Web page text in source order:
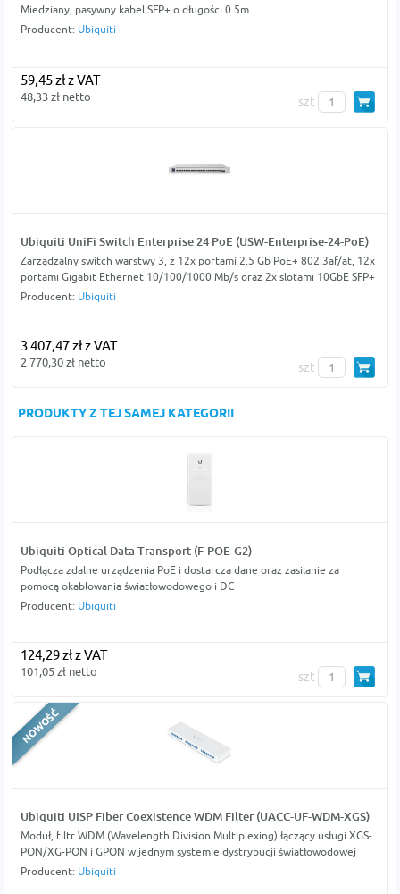
Miedziany, pasywny kabel SFP+ o długości 0.5m
Producent: Ubiquiti
59,45 zł z VAT
48,33 zł netto szt
Ubiquiti UniFi Switch Enterprise 24 PoE (USW-Enterprise-24-PoE)
Zarządzalny switch warstwy 3, z 12x portami 2.5 Gb PoE+ 802.3af/at, 12x
portami Gigabit Ethernet 10/100/1000 Mb/s oraz 2x slotami 10GbE SFP+
Producent: Ubiquiti
3 407,47 zł z VAT
2 770,30 zł netto szt
PRODUKTY Z TEJ SAMEJ KATEGORII
Ubiquiti Optical Data Transport (F-POE-G2)
Podłącza zdalne urządzenia PoE i dostarcza dane oraz zasilanie za
pomocą okablowania światłowodowego i DC
Producent: Ubiquiti
124,29 zł z VAT
101,05 zł netto szt
Ubiquiti UISP Fiber Coexistence WDM Filter (UACC-UF-WDM-XGS)
Moduł, filtr WDM (Wavelength Division Multiplexing) łączący usługi XGS-
PON/XG-PON i GPON w jednym systemie dystrybucji światłowodowej
Producent: Ubiquiti